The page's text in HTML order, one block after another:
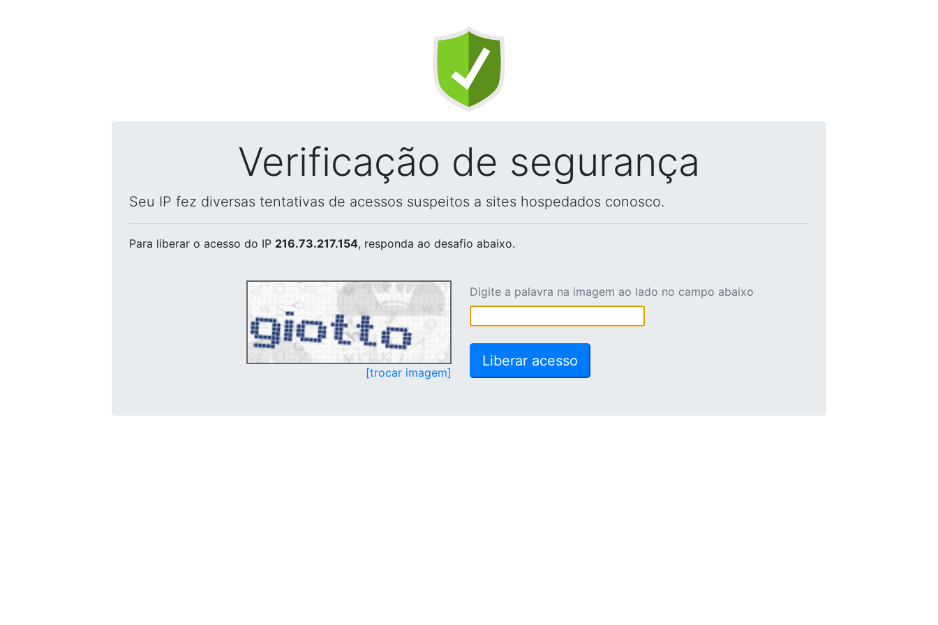
Verificação de segurança
Seu IP fez diversas tentativas de acessos suspeitos a sites hospedados conosco.
Para liberar o acesso do IP 216.73.217.154, responda ao desafio abaixo.
[trocar imagem]
Digite a palavra na imagem ao lado no campo abaixo